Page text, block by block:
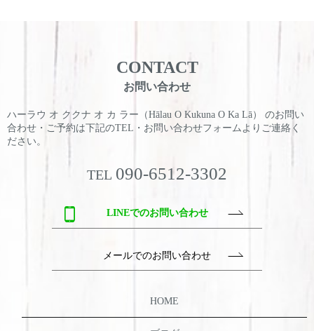
CONTACT
お問い合わせ
ハーラウ オ ククナ オ カ ラー（Hālau O Kukuna O Ka Lā） のお問い
合わせ・ご予約は下記のTEL・お問い合わせフォームよりご連絡く
ださい。
TEL 090-6512-3302
LINEでのお問い合わせ
メールでのお問い合わせ
HOME